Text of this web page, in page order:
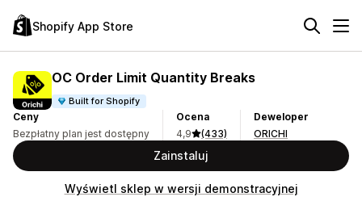
Shopify App Store
OC Order Limit Quantity Breaks
Built for Shopify
Ceny
Bezpłatny plan jest dostępny
Ocena
4,9
(433)
Deweloper
ORICHI
Zainstaluj
Wyświetl sklep w wersji demonstracyjnej